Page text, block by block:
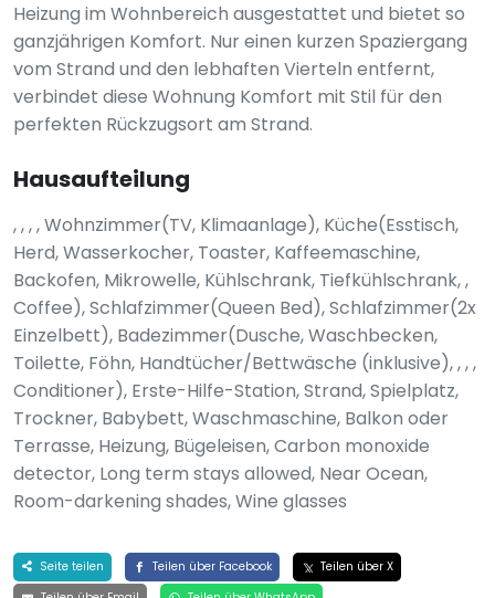
Heizung im Wohnbereich ausgestattet und bietet so
ganzjährigen Komfort. Nur einen kurzen Spaziergang
vom Strand und den lebhaften Vierteln entfernt,
verbindet diese Wohnung Komfort mit Stil für den
perfekten Rückzugsort am Strand.
Hausaufteilung
, , , , Wohnzimmer(TV, Klimaanlage), Küche(Esstisch,
Herd, Wasserkocher, Toaster, Kaffeemaschine,
Backofen, Mikrowelle, Kühlschrank, Tiefkühlschrank, ,
Coffee), Schlafzimmer(Queen Bed), Schlafzimmer(2x
Einzelbett), Badezimmer(Dusche, Waschbecken,
Toilette, Föhn, Handtücher/Bettwäsche (inklusive), , , ,
Conditioner), Erste-Hilfe-Station, Strand, Spielplatz,
Trockner, Babybett, Waschmaschine, Balkon oder
Terrasse, Heizung, Bügeleisen, Carbon monoxide
detector, Long term stays allowed, Near Ocean,
Room-darkening shades, Wine glasses
Seite teilen Teilen über Facebook
Teilen über X